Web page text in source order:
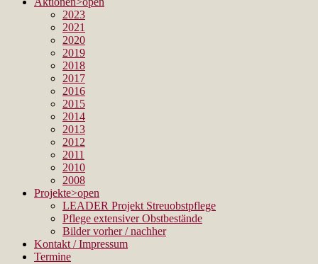
2023
2021
2020
2019
2018
2017
2016
2015
2014
2013
2012
2011
2010
2008
Projekte>open
LEADER Projekt Streuobstpflege
Pflege extensiver Obstbestände
Bilder vorher / nachher
Kontakt / Impressum
Termine